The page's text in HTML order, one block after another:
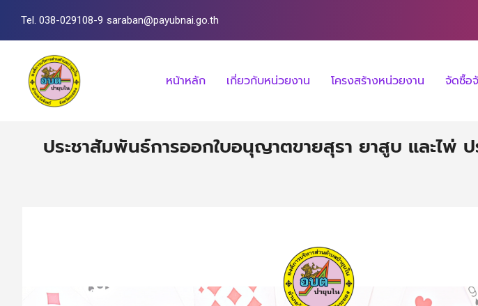
Tel. 038-029108-9 saraban@payubnai.go.th
หน้าหลัก เกี่ยวกับหน่วยงาน โครงสร้างหน่วยงาน จัดซื้อ
ประชาสัมพันธ์การออกใบอนุญาตขายสุรา ยาสูบ และไพ่